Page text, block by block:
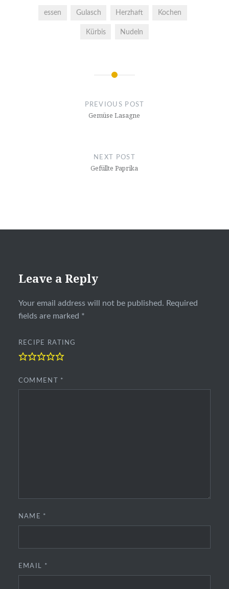
essen Gulasch Herzhaft Kochen
Kürbis Nudeln
PREVIOUS POST
Gemüse Lasagne
NEXT POST
Gefüllte Paprika
Leave a Reply
Your email address will not be published. Required
fields are marked *
RECIPE RATING
COMMENT *
NAME *
EMAIL *